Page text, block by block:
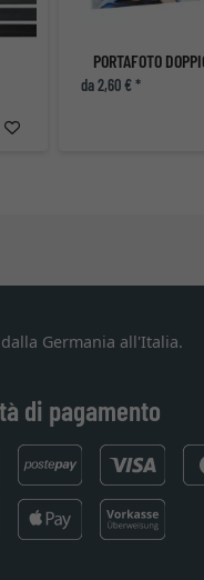
da 2,60 € *
Germania all'Italia.
di pagamento